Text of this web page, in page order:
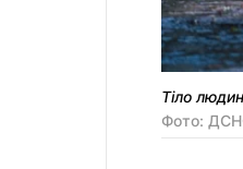
Тіло
Фото: